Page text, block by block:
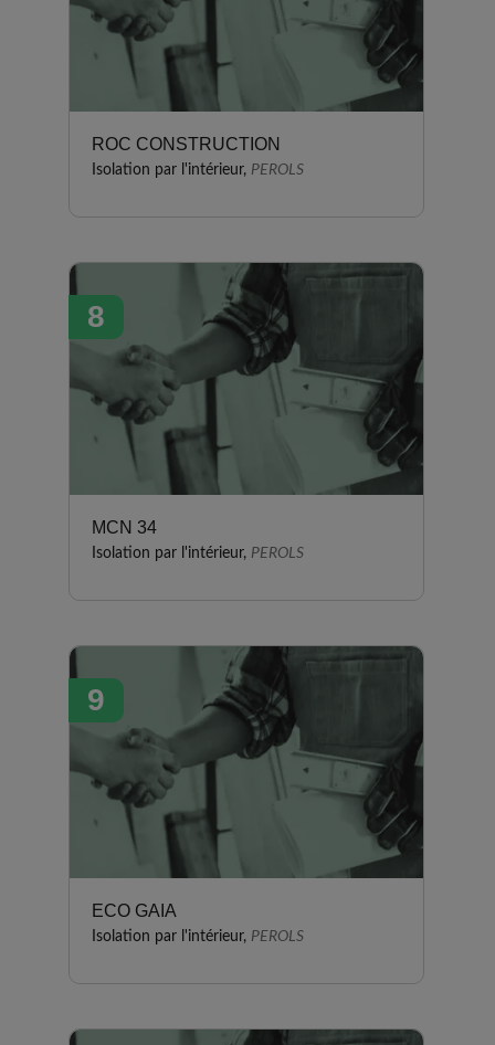
ROC CONSTRUCTION
Isolation par l'intérieur, PEROLS
8
MCN 34
Isolation par l'intérieur, PEROLS
9
ECO GAIA
Isolation par l'intérieur, PEROLS